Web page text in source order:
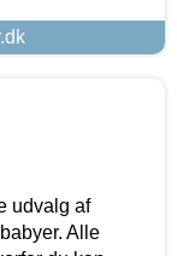
udvalg af
Alle